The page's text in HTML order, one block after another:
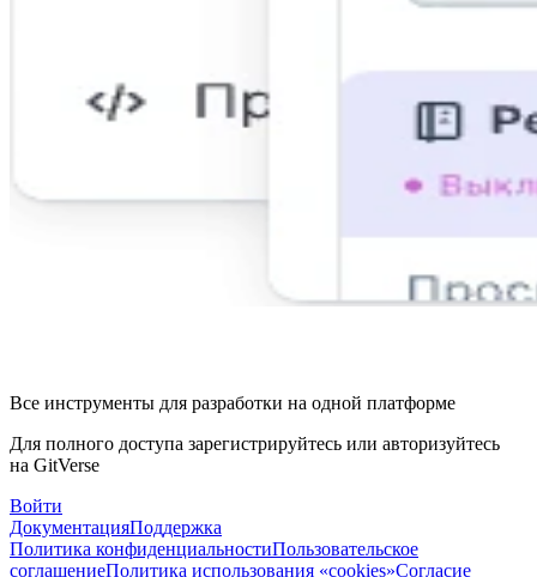
Все инструменты для разработки на одной платформе
Для полного доступа зарегистрируйтесь или авторизуйтесь
на GitVerse
Войти
ДокументацияПоддержка
Политика конфиденциальностиПользовательское
соглашениеПолитика использования «cookies»Согласие